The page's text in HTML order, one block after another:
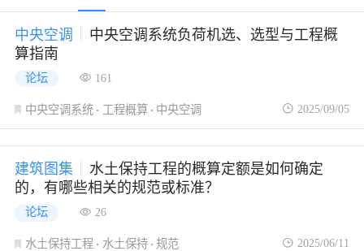
中央空调
中央空调系统负荷机选、选型与工程概
算指南
论坛 161
中央空调系统 工程概算 中央空调 2025/09/05
建筑图集
水土保持工程的概算定额是如何确定
的，有哪些相关的规范或标准？
论坛 26
水土保持工程 水土保持 规范 2025/06/11